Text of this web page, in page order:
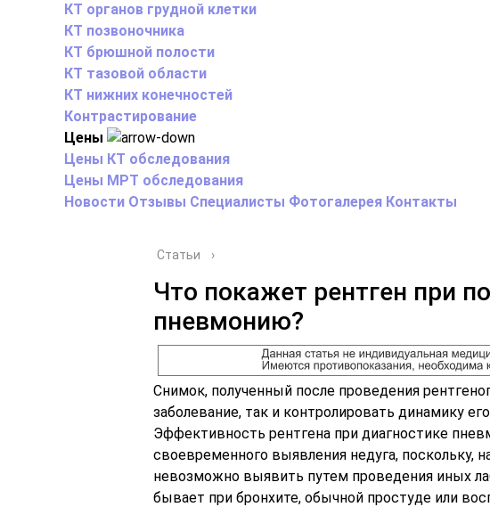
КТ органов грудной клетки
КТ позвоночника
КТ брюшной полости
КТ тазовой области
КТ нижних конечностей
Контрастирование
Цены
Цены КТ обследования
Цены МРТ обследования
Новости Отзывы Специалисты Фотогалерея Контакты
Статьи ›
Что покажет рентген при
пневмонию?
Снимок, полученный после проведения
заболевание, так и контролировать динамику
Эффективность рентгена при диагностике
своевременного выявления недуга, поскольку,
невозможно выявить путем проведения иных
бывает при бронхите, обычной простуде или